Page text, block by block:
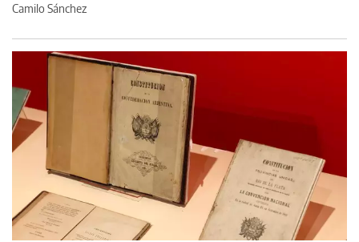
Camilo Sánchez